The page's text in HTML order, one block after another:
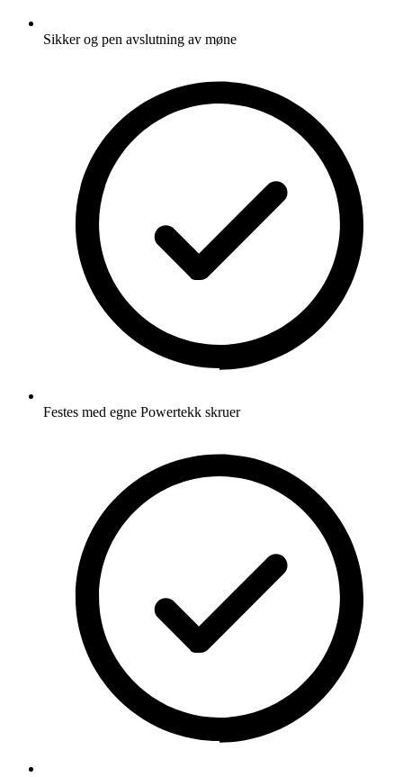
Sikker og pen avslutning av møne
Festes med egne Powertekk skruer